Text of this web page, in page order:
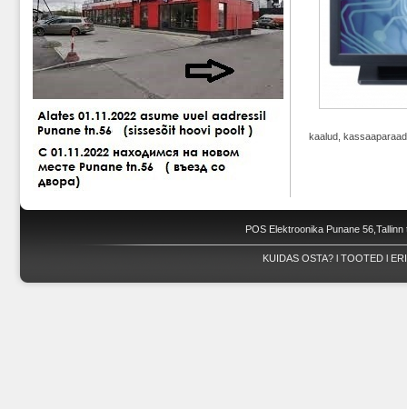
kaalud,
POS Elektroonika Punane
KUIDAS OSTA? l TOOTED l